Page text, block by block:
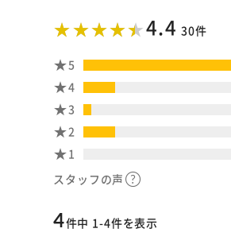
4.4 30件
5
4
3
2
1
スタッフの声
4件中 1-4件を表示